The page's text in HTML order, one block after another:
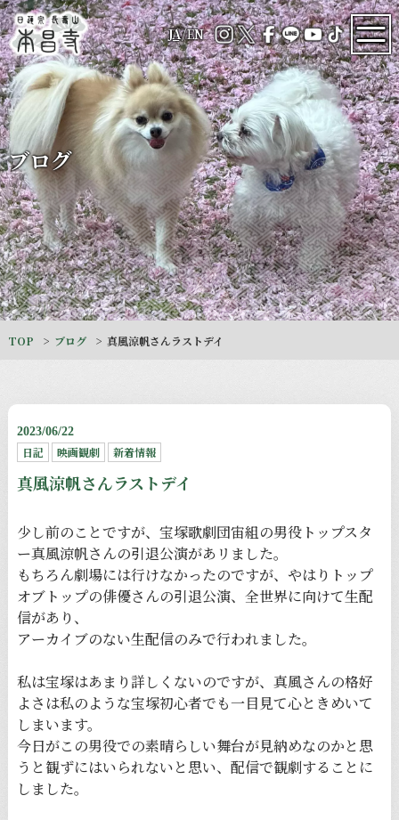
JA/EN
ブログ
TOP ブログ 真風涼帆さんラストデイ
2023/06/22
日記 映画観劇 新着情報
真風涼帆さんラストデイ
少し前のことですが、宝塚歌劇団宙組の男役トップスタ
ー真風涼帆さんの引退公演があリました。
もちろん劇場には行けなかったのですが、やはりトップ
オブトップの俳優さんの引退公演、全世界に向けて生配
信があり、
アーカイブのない生配信のみで行われました。
私は宝塚はあまり詳しくないのですが、真風さんの格好
よさは私のような宝塚初心者でも一目見て心ときめいて
しまいます。
今日がこの男役での素晴らしい舞台が見納めなのかと思
うと観ずにはいられないと思い、配信で観劇することに
しました。